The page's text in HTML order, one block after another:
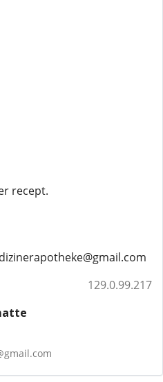
recept.
129.0.99.217